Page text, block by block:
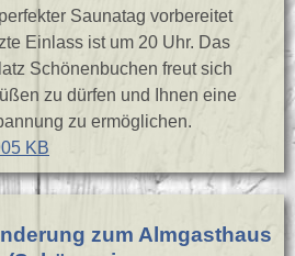
Saunatag vorbereitet
Einlass ist um 20 Uhr. Das
Schönenbuchen freut sich
zu dürfen und Ihnen eine
zu ermöglichen.
KB
zum Almgasthaus